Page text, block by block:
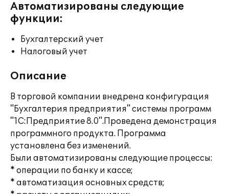
Автоматизированы следующие
функции:
Бухгалтерский учет
Налоговый учет
Описание
В торговой компании внедрена конфигурация
"Бухгалтерия предприятия" системы программ
"1С:Предприятие 8.0".Проведена демонстрация
программного продукта. Программа
установлена без изменений.
Были автоматизированы следующие процессы:
* операции по банку и кассе;
* автоматизация основных средств;